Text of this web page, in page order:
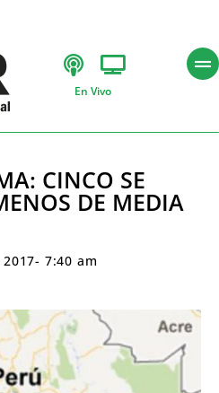
En Vivo
CINCO SE
DE MEDIA
- 7:40 am